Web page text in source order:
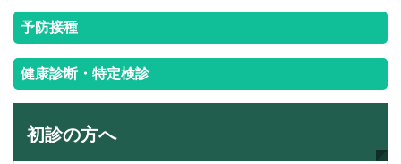
予防接種
健康診断・特定検診
初診の方へ